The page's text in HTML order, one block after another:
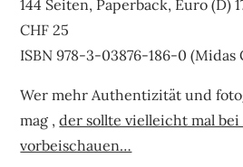
144 Seiten, Paperback, Euro (D)
CHF 25
ISBN 978-3-03876-186-0 (Midas
Wer mehr Authentizität und
mag ,der sollte vielleicht mal
vorbeischauen…